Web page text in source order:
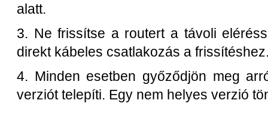
alatt.
3. Ne frissítse a routert a távoli
direkt kábeles csatlakozás a
4. Minden esetben győződjön meg
verziót telepíti. Egy nem helyes verzió